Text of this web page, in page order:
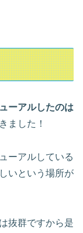
ーアルしたのは
ました！
ーアルしている
いという場所が
抜群ですから是